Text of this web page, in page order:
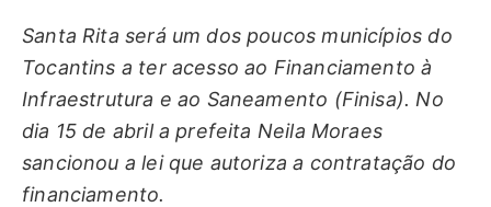
Santa Rita será um dos poucos municípios do
Tocantins a ter acesso ao Financiamento à
Infraestrutura e ao Saneamento (Finisa). No
dia 15 de abril a prefeita Neila Moraes
sancionou a lei que autoriza a contratação do
financiamento.